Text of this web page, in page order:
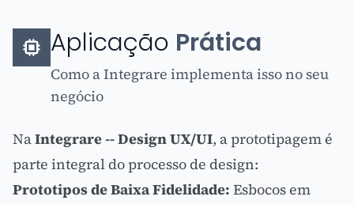
Aplicação Prática
Como a Integrare implementa isso no seu
negócio
NaIntegrare -- Design UX/UI, a prototipagem é
parte integral do processo de design:
Prototipos de Baixa Fidelidade: Esbocos em